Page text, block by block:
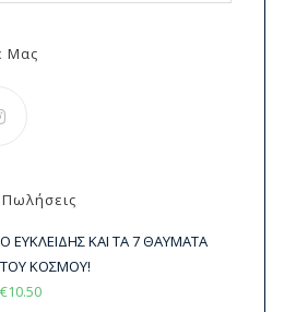
Μας
Ο ΕΥΚΛΕΙΔΗΣ ΚΑΙ ΤΑ 7 ΘΑΥΜΑΤΑ
ΤΟΥ ΚΟΣΜΟΥ!
€10.50